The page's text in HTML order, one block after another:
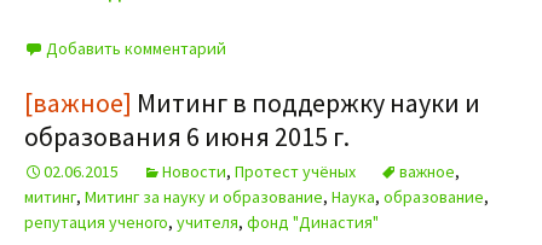
Добавить комментарий
[важное] Митинг в поддержку науки и
образования 6 июня 2015 г.
02.06.2015 Новости, Протест учёных важное,
митинг, Митинг за науку и образование, Наука, образование,
репутация ученого, учителя, фонд "Династия"